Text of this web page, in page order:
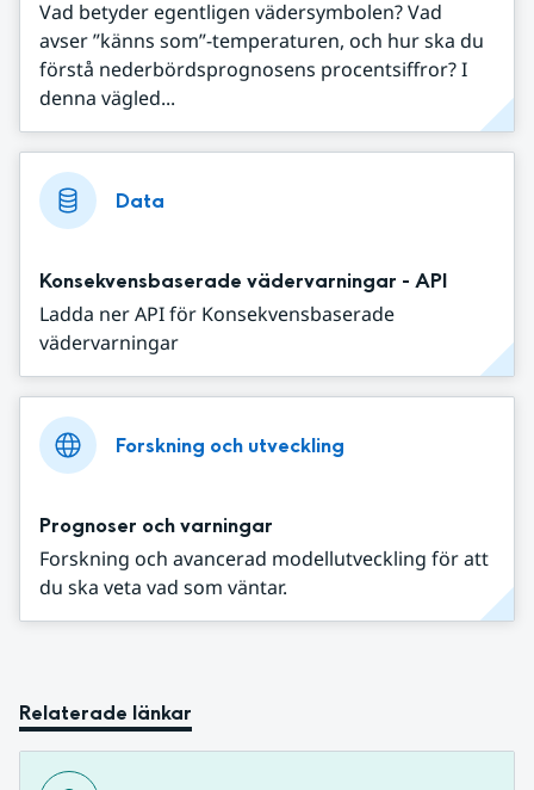
Vad betyder egentligen vädersymbolen? Vad
avser ”känns som”-temperaturen, och hur ska du
förstå nederbördsprognosens procentsiffror? I
denna vägled...
Data
Konsekvensbaserade vädervarningar - API
Ladda ner API för Konsekvensbaserade
vädervarningar
Forskning och utveckling
Prognoser och varningar
Forskning och avancerad modellutveckling för att
du ska veta vad som väntar.
Relaterade länkar